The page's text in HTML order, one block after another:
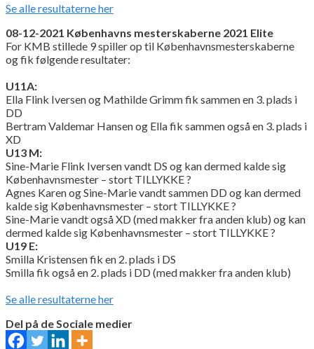
Se alle resultaterne her
08-12-2021 Københavns mesterskaberne 2021 Elite
For KMB stillede 9 spiller op til Københavnsmesterskaberne
og fik følgende resultater:
U11A:
Ella Flink Iversen og Mathilde Grimm fik sammen en 3. plads i
DD
Bertram Valdemar Hansen og Ella fik sammen også en 3. plads i
XD
U13 M:
Sine-Marie Flink Iversen vandt DS og kan dermed kalde sig
Københavnsmester – stort TILLYKKE ?
Agnes Karen og Sine-Marie vandt sammen DD og kan dermed
kalde sig Københavnsmester – stort TILLYKKE ?
Sine-Marie vandt også XD (med makker fra anden klub) og kan
dermed kalde sig Københavnsmester – stort TILLYKKE ?
U19 E:
Smilla Kristensen fik en 2. plads i DS
Smilla fik også en 2. plads i DD (med makker fra anden klub)
Se alle resultaterne her
Del på de Sociale medier